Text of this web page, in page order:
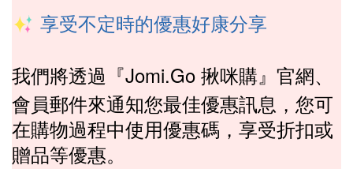
享受不定時的優惠好康分享
我們將透過『Jomi.Go 揪咪購』 官網、
會員郵件來通知您最佳優惠訊息， 您可
在購物過程中使用優惠碼，享受折扣或
贈品等優惠。